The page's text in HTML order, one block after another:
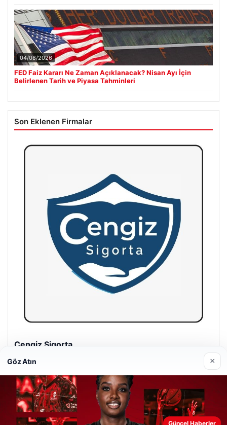
04/08/2026
FED Faiz Kararı Ne Zaman Açıklanacak? Nisan Ayı İçin
Belirlenen Tarih ve Piyasa Tahminleri
Son Eklenen Firmalar
Hastaş Beton
Web sitemizi nasıl kullandığınızı daha iyi anlayabilmek,
Göz Atın ×
Güncel Haberler